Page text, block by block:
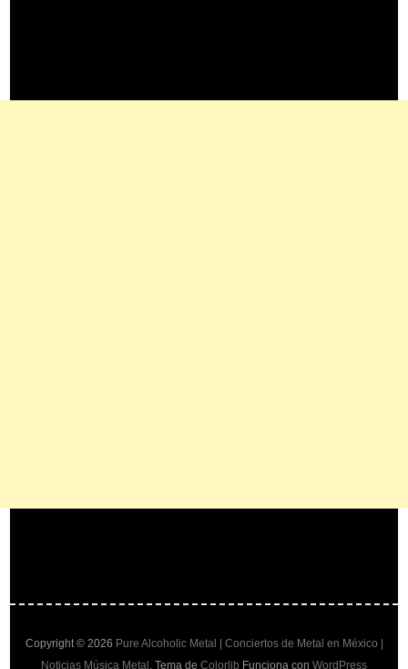
Copyright © 2026 Pure Alcoholic Metal | Conciertos de Metal en México |
Noticias Música Metal . Tema de Colorlib Funciona con WordPress